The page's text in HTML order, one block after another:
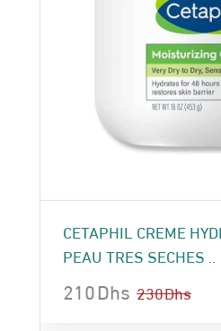
CETAPHIL CREME
PEAU TRES SECHES ..
230Dhs
210Dhs